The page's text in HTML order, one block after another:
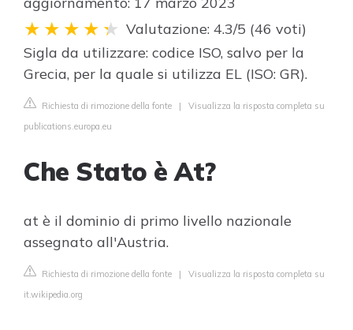
Valutazione: 4.3/5 (46 voti)
Sigla da utilizzare: codice ISO, salvo per la
Grecia, per la quale si utilizza EL (ISO: GR).
Richiesta di rimozione della fonte | Visualizza la risposta completa su
publications.europa.eu
Che Stato è At?
at è il dominio di primo livello nazionale
assegnato all'Austria.
Richiesta di rimozione della fonte | Visualizza la risposta completa su
it.wikipedia.org